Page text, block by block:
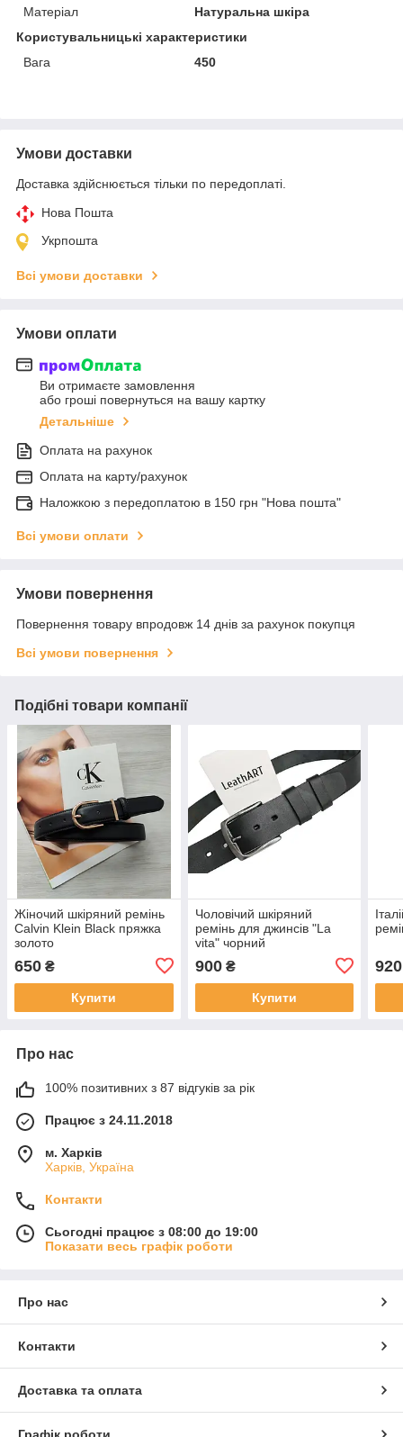
Матеріал
Натуральна шкіра
Користувальницькі характеристики
Вага
450
Умови доставки
Доставка здійснюється тільки по передоплаті.
Нова Пошта
Укрпошта
Всі умови доставки
Умови оплати
Ви отримаєте замовлення
або гроші повернуться на вашу картку
Детальніше
Оплата на рахунок
Оплата на карту/рахунок
Наложкою з передоплатою в 150 грн "Нова пошта"
Всі умови оплати
Умови повернення
Повернення товару впродовж 14 днів за рахунок покупця
Всі умови повернення
Подібні товари компанії
Жіночий шкіряний ремінь
Calvin Klein Black пряжка
золото
650 ₴
Купити
Чоловічий шкіряний
ремінь для джинсів "La
vita" чорний
900₴
Купити
920
Про нас
100% позитивних з 87 відгуків за рік
Працює з 24.11.2018
м. Харків
Харків, Україна
Контакти
Сьогодні працює з 08:00 до 19:00
Показати весь графік роботи
Про нас
Контакти
Доставка та оплата